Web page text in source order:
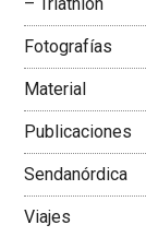
Fotografías
Material
Publicaciones
Sendanórdica
Viajes